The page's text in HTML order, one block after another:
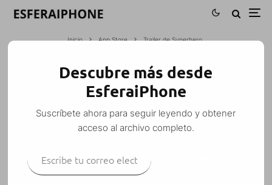
Inicio App Store Trailer de Superhero
TRAILER DE SUPERHERO
M. Alejandro W. García Fuentes (Esfera) App Store
13 noviembre, 2009 · 1 Minuto de lectura
Descubre más desde
EsferaiPhone
Suscríbete ahora para seguir leyendo y obtener
acceso al archivo completo.